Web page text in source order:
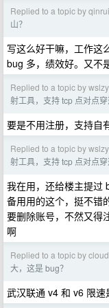
Replied to a topic by qinrui
山？
写这么好干嘛，工作这
bug 多，绩效好。又不
Replied to a topic by
射工具，支持 tcp 点对点
要是不用注册，支持自
Replied to a topic by
射工具，支持 tcp 点对点
我在用，还给楼主提过
备用用的这个，挺不错
要删除账号，不然又得
啊
Replied to a topic by
大，这是 bug？
武汉联通 v4 和 v6 限速